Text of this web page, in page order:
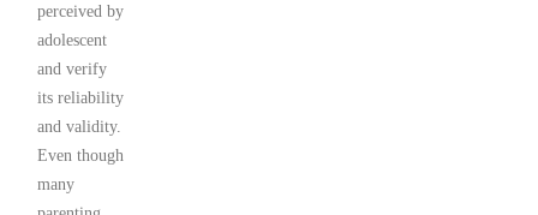
perceived by
adolescent
and verify
its reliability
and validity.
Even though
many